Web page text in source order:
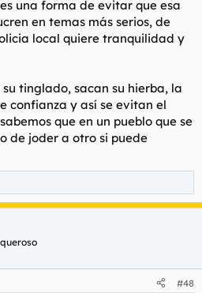
una forma de evitar que esa
en temas más serios, de
local quiere tranquilidad y
tinglado, sacan su hierba, la
confianza y así se evitan el
que en un pueblo que se
de joder a otro si puede
#48